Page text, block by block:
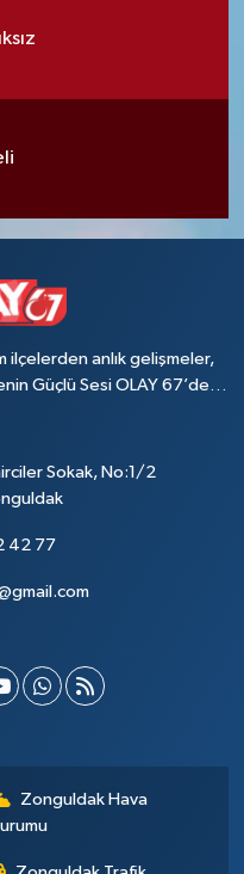
anlık gelişmeler,
Güçlü Sesi OLAY 67’de…
Sokak, No:1/2
42 77
Zonguldak Hava